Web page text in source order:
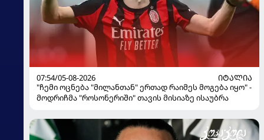
07:54/05-08-2026
ᲘᲢᲐᲚᲘᲐ
"ჩემი ოცნება "მილანთან" ერთად რაიმეს მოგება იყო" -
მოდრიჩმა "როსონერიში" თავის მისიაზე ისაუბრა